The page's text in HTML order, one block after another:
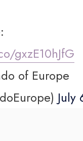
gxzE10hJfG
of Europe
July